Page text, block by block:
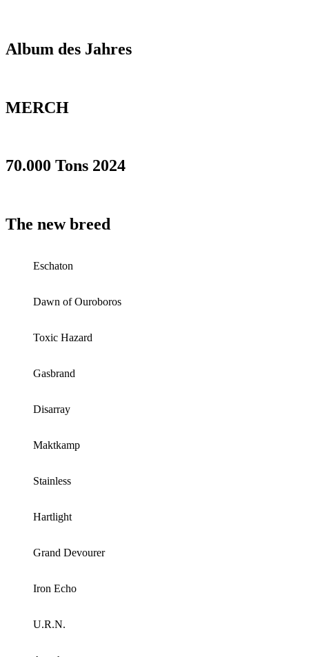
Album des Jahres
MERCH
70.000 Tons 2024
The new breed
Eschaton
Dawn of Ouroboros
Toxic Hazard
Gasbrand
Disarray
Maktkamp
Stainless
Hartlight
Grand Devourer
Iron Echo
U.R.N.